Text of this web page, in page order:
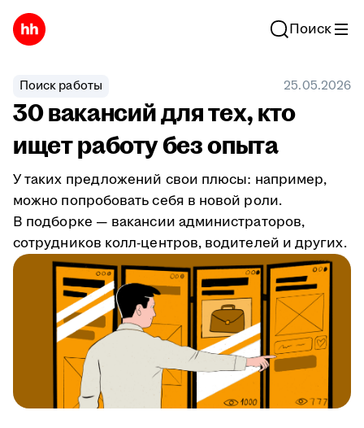
Поиск
Поиск работы 25.05.2026
30 вакансий для тех, кто
ищет работу без опыта
У таких предложений свои плюсы: например,
можно попробовать себя в новой роли.
В подборке — вакансии администраторов,
сотрудников колл-центров, водителей и других.